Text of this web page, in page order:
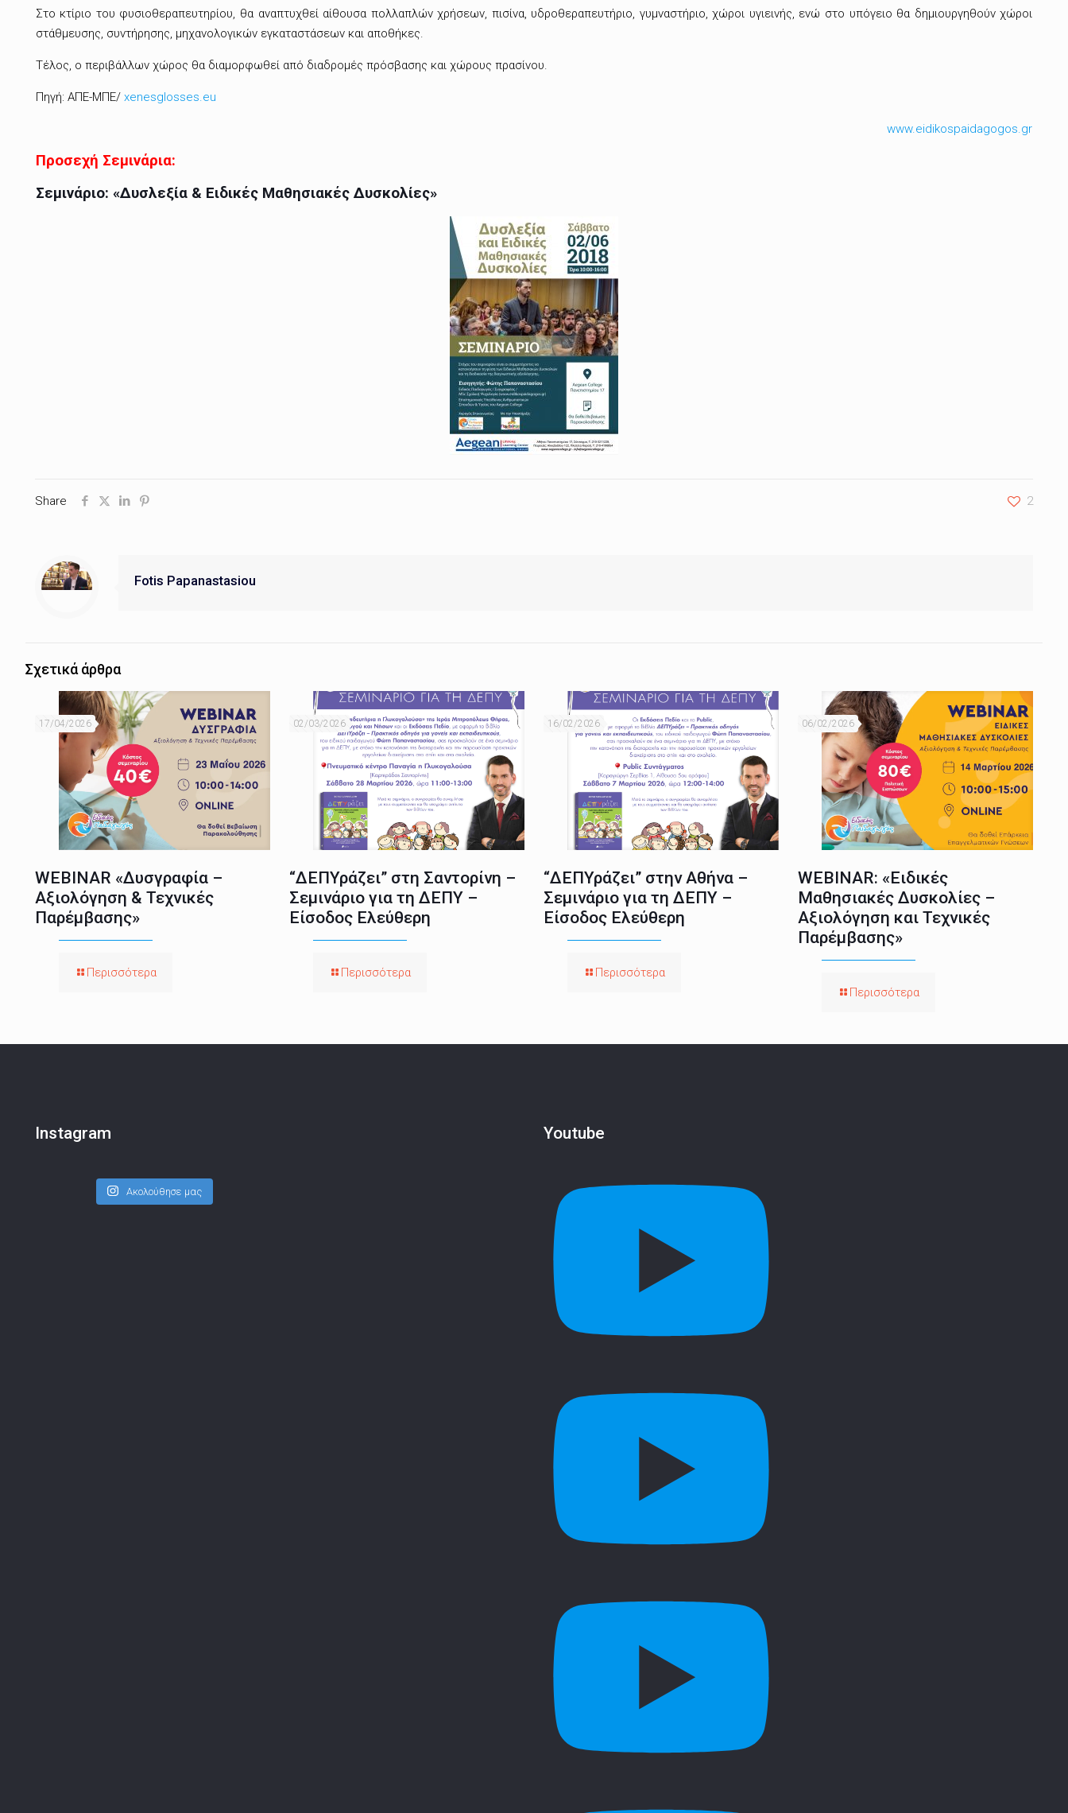
Στο κτίριο του φυσιοθεραπευτηρίου, θα αναπτυχθεί αίθουσα πολλαπλών χρήσεων, πισίνα, υδροθεραπευτήριο, γυμναστήριο, χώροι υγιεινής, ενώ στο υπόγειο θα δημιουργηθούν χώροι
στάθμευσης, συντήρησης, μηχανολογικών εγκαταστάσεων και αποθήκες.
Τέλος, ο περιβάλλων χώρος θα διαμορφωθεί από διαδρομές πρόσβασης και χώρους πρασίνου.
Πηγή: ΑΠΕ-ΜΠΕ/ xenesglosses.eu
www.eidikospaidagogos.gr
Προσεχή Σεμινάρια:
Σεμινάριο: «Δυσλεξία & Ειδικές Μαθησιακές Δυσκολίες»
Share 2
Fotis Papanastasiou
Σχετικά άρθρα
17/04/2026
WEBINAR «Δυσγραφία –
Αξιολόγηση & Τεχνικές
Παρέμβασης»
Περισσότερα
02/03/2026
“ΔΕΠΥράζει” στη Σαντορίνη –
Σεμινάριο για τη ΔΕΠΥ –
Είσοδος Ελεύθερη
Περισσότερα
16/02/2026
“ΔΕΠΥράζει” στην Αθήνα –
Σεμινάριο για τη ΔΕΠΥ –
Είσοδος Ελεύθερη
Περισσότερα
06/02/2026
WEBINAR: «Ειδικές
Μαθησιακές Δυσκολίες –
Αξιολόγηση και Τεχνικές
Παρέμβασης»
Περισσότερα
Instagram
Ακολούθησε μας
Youtube